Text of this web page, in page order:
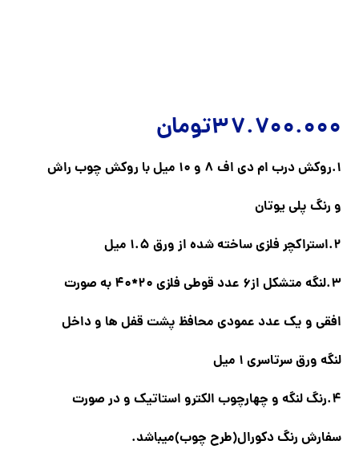
37.700.000تومان
1.روکش درب ام دی اف 8 و 10 میل با روکش چوب راش
و رنگ پلی یوتان
2.استراکچر فلزی ساخته شده از ورق 1.5 میل
3.لنگه متشکل از6 عدد قوطی فلزی 20*40 به صورت
افقی و یک عدد عمودی محافظ پشت قفل ها و داخل
لنگه ورق سرتاسری 1 میل
4.رنگ لنگه و چهارچوب الکترو استاتیک و در صورت
سفارش رنگ دکورال(طرح چوب)میباشد.